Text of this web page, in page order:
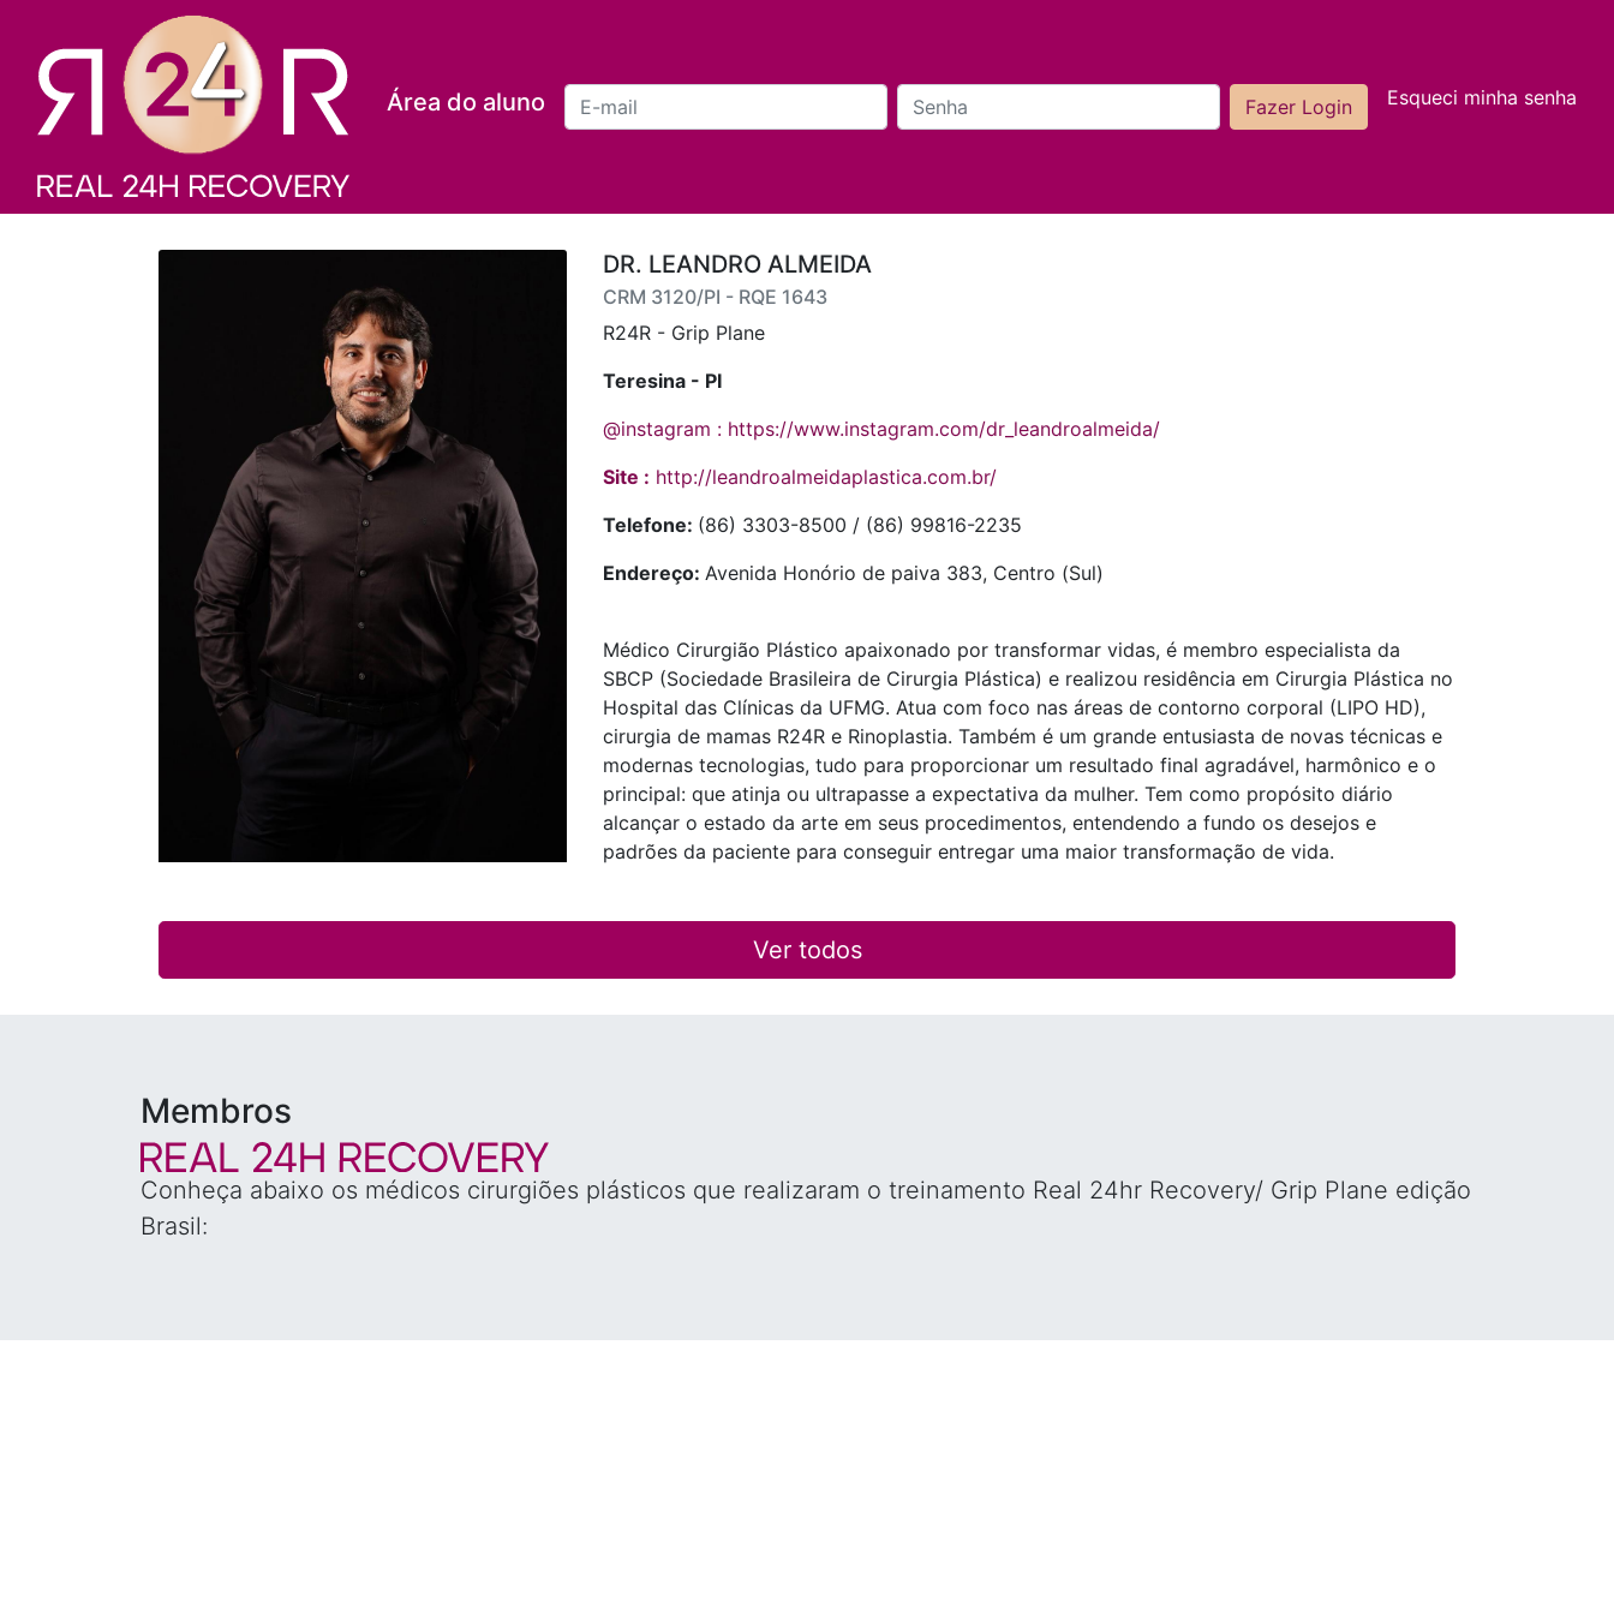
Área do aluno Esqueci minha senha
DR. LEANDRO ALMEIDA
CRM 3120/PI - RQE 1643
R24R - Grip Plane
Teresina - PI
@instagram : https://www.instagram.com/dr_leandroalmeida/
Site : http://leandroalmeidaplastica.com.br/
Telefone: (86) 3303-8500 / (86) 99816-2235
Endereço: Avenida Honório de paiva 383, Centro (Sul)
Médico Cirurgião Plástico apaixonado por transformar vidas, é membro especialista da
SBCP (Sociedade Brasileira de Cirurgia Plástica) e realizou residência em Cirurgia Plástica no
Hospital das Clínicas da UFMG. Atua com foco nas áreas de contorno corporal (LIPO HD),
cirurgia de mamas R24R e Rinoplastia. Também é um grande entusiasta de novas técnicas e
modernas tecnologias, tudo para proporcionar um resultado final agradável, harmônico e o
principal: que atinja ou ultrapasse a expectativa da mulher. Tem como propósito diário
alcançar o estado da arte em seus procedimentos, entendendo a fundo os desejos e
padrões da paciente para conseguir entregar uma maior transformação de vida.
Ver todos
Membros
Conheça abaixo os médicos cirurgiões plásticos que realizaram o treinamento Real 24hr Recovery/ Grip Plane edição
Brasil: